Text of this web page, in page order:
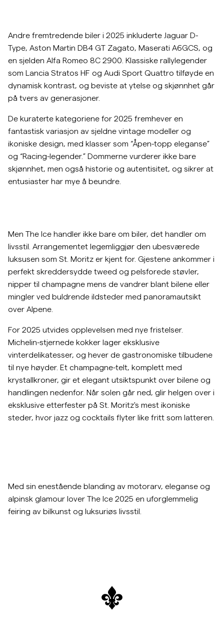
Andre fremtredende biler i 2025 inkluderte Jaguar D-
Type, Aston Martin DB4 GT Zagato, Maserati A6GCS, og
en sjelden Alfa Romeo 8C 2900. Klassiske rallylegender
som Lancia Stratos HF og Audi Sport Quattro tilføyde en
dynamisk kontrast, og beviste at ytelse og skjønnhet går
på tvers av generasjoner.
De kuraterte kategoriene for 2025 fremhever en
fantastisk variasjon av sjeldne vintage modeller og
ikoniske design, med klasser som “Åpen-topp eleganse”
og “Racing-legender.” Dommerne vurderer ikke bare
skjønnhet, men også historie og autentisitet, og sikrer at
entusiaster har mye å beundre.
Men The Ice handler ikke bare om biler, det handler om
livsstil. Arrangementet legemliggjør den ubesværede
luksusen som St. Moritz er kjent for. Gjestene ankommer i
perfekt skreddersydde tweed og pelsforede støvler,
nipper til champagne mens de vandrer blant bilene eller
mingler ved buldrende ildsteder med panoramautsikt
over Alpene.
For 2025 utvides opplevelsen med nye fristelser.
Michelin-stjernede kokker lager eksklusive
vinterdelikatesser, og hever de gastronomiske tilbudene
til nye høyder. Et champagne-telt, komplett med
krystallkroner, gir et elegant utsiktspunkt over bilene og
handlingen nedenfor. Når solen går ned, glir helgen over i
eksklusive etterfester på St. Moritz's mest ikoniske
steder, hvor jazz og cocktails flyter like fritt som latteren.
Med sin enestående blanding av motorarv, eleganse og
alpinsk glamour lover The Ice 2025 en uforglemmelig
feiring av bilkunst og luksuriøs livsstil.